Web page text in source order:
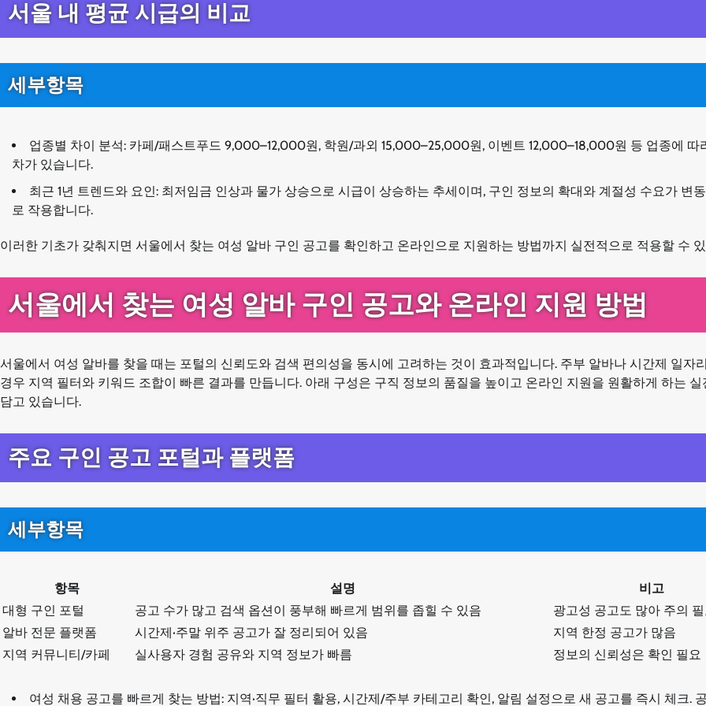
서울 내 평균 시급의 비교
세부항목
업종별 차이 분석: 카페/패스트푸드 9,000–12,000원, 학원/과외 15,000–25,000원, 이벤트 12,000–18,000원 등 업종에 따
차가 있습니다.
최근 1년 트렌드와 요인: 최저임금 인상과 물가 상승으로 시급이 상승하는 추세이며, 구인 정보의 확대와 계절성 수요가 변
로 작용합니다.
이러한 기초가 갖춰지면 서울에서 찾는 여성 알바 구인 공고를 확인하고 온라인으로 지원하는 방법까지 실전적으로 적용할 수
서울에서 찾는 여성 알바 구인 공고와 온라인 지원 방법
서울에서 여성 알바를 찾을 때는 포털의 신뢰도와 검색 편의성을 동시에 고려하는 것이 효과적입니다. 주부 알바나 시간제 일자
경우 지역 필터와 키워드 조합이 빠른 결과를 만듭니다. 아래 구성은 구직 정보의 품질을 높이고 온라인 지원을 원활하게 하는 실
담고 있습니다.
주요 구인 공고 포털과 플랫폼
세부항목
항목 설명
비고
대형 구인 포털
공고 수가 많고 검색 옵션이 풍부해 빠르게 범위를 좁힐 수 있음
광고성 공고도 많아 주의 필
알바 전문 플랫폼
시간제·주말 위주 공고가 잘 정리되어 있음
지역 한정 공고가 많음
지역 커뮤니티/카페
실사용자 경험 공유와 지역 정보가 빠름 정보의 신뢰성은 확인 필요
여성 채용 공고를 빠르게 찾는 방법: 지역·직무 필터 활용, 시간제/주부 카테고리 확인, 알림 설정으로 새 공고를 즉시 체크.